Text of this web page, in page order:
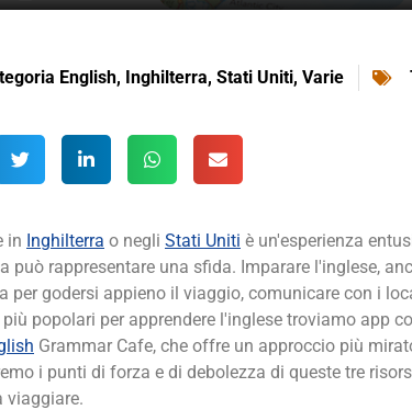
English, Inghilterra, Stati Uniti, Varie
in Inghilterra o negli Stati Uniti è un'esperienza
può rappresentare una sfida. Imparare l'inglese,
per godersi appieno il viaggio, comunicare con i
più popolari per apprendere l'inglese troviamo app
Grammar Cafe, che offre un approccio più
i punti di forza e di debolezza di queste tre
viaggiare.